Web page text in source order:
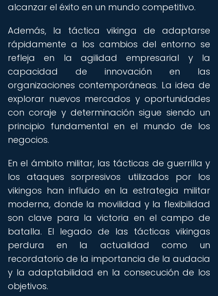
alcanzar el éxito en un mundo competitivo.
Además, la táctica vikinga de adaptarse
rápidamente a los cambios del entorno se
refleja en la agilidad empresarial y la
capacidad de innovación en las
organizaciones contemporáneas. La idea de
explorar nuevos mercados y oportunidades
con coraje y determinación sigue siendo un
principio fundamental en el mundo de los
negocios.
En el ámbito militar, las tácticas de guerrilla y
los ataques sorpresivos utilizados por los
vikingos han influido en la estrategia militar
moderna, donde la movilidad y la flexibilidad
son clave para la victoria en el campo de
batalla. El legado de las tácticas vikingas
perdura en la actualidad como un
recordatorio de la importancia de la audacia
y la adaptabilidad en la consecución de los
objetivos.